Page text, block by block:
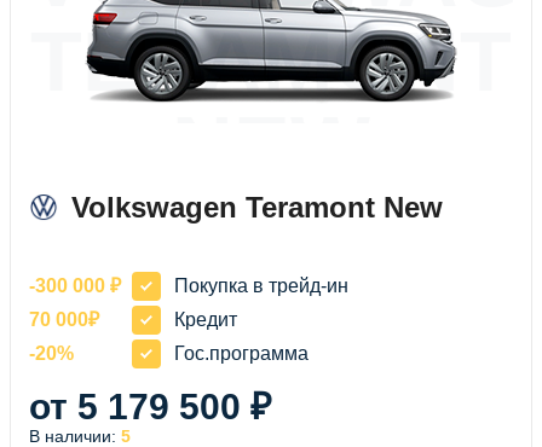
TERAMONT
Volkswagen Teramont New
-300 000 ₽
Покупка в трейд-ин
70 000₽
Кредит
-20%
Гос.программа
от 5 179 500 ₽
В наличии: 5